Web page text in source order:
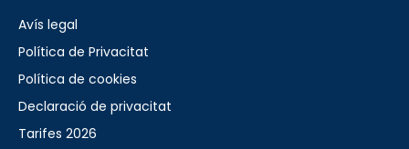
Avís legal
Política de Privacitat
Política de cookies
Declaració de privacitat
Tarifes 2026